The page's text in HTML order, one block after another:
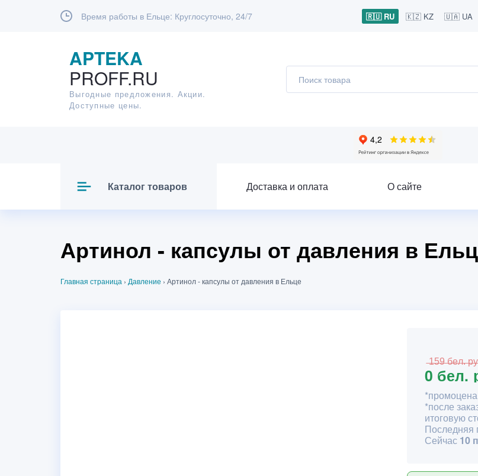
Время работы в Ельце: Круглосуточно, 24/7 🇷🇺 RU 🇰🇿 KZ 🇺🇦 UA
APTEKA
PROFF.RU
Выгодные предложения. Акции.
Доступные цены.
Каталог товаров Доставка и оплата О сайте
Артинол - капсулы от давления в
Главная страница › Давление › Артинол - капсулы от давления в Ельце
̶1̶5̶9̶ ̶б̶е̶л̶.̶
0 бел.
*после
итоговую
Последняя
Сейчас 10